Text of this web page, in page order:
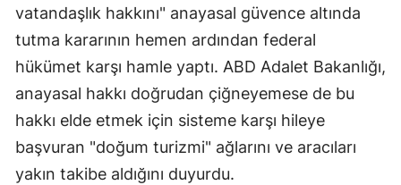
vatandaşlık hakkını" anayasal güvence altında
tutma kararının hemen ardından federal
hükümet karşı hamle yaptı. ABD Adalet Bakanlığı,
anayasal hakkı doğrudan çiğneyemese de bu
hakkı elde etmek için sisteme karşı hileye
başvuran "doğum turizmi" ağlarını ve aracıları
yakın takibe aldığını duyurdu.